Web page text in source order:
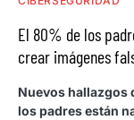
El 80% de los
crear imágenes
Nuevos hallazgos
los padres están